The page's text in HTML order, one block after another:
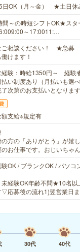
日OK（月～金） ★土日休
～の時短シフトOK★スタ
～17:0011:…
ご相談ください！ ★急募
けます！
経験：時給1350円～ 経験
い制度あり（月払いも選
次第のお支払いとなります
支給※規定有
の方の「ありがとう」が嬉
のお仕事です。おじいちゃ
OK / ブランクOK / パソコ
未経験OK年齢不問★10名
▽応募後の流れ1)翌営業日
30代 40代